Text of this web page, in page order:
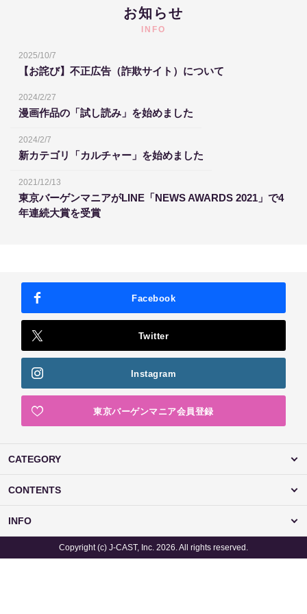
お知らせ
INFO
2025/10/7
【お詫び】不正広告（詐欺サイト）について
2024/2/27
漫画作品の「試し読み」を始めました
2024/2/7
新カテゴリ「カルチャー」を始めました
2021/12/13
東京バーゲンマニアがLINE「NEWS AWARDS 2021」で4
年連続大賞を受賞
Facebook
Twitter
Instagram
東京バーゲンマニア会員登録
CATEGORY
CONTENTS
INFO
Copyright (c) J-CAST, Inc. 2026. All rights reserved.